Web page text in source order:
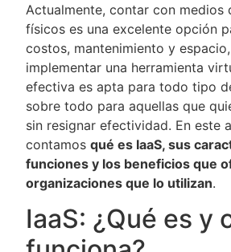
Actualmente, contar con medios
físicos es una excelente opción
costos, mantenimiento y
implementar una herramienta
efectiva es apta para todo tipo
sobre todo para aquellas que
sin resignar efectividad. En este
contamos qué es IaaS, sus
funciones y los beneficios que
organizaciones que lo utilizan.
IaaS: ¿Qué es y